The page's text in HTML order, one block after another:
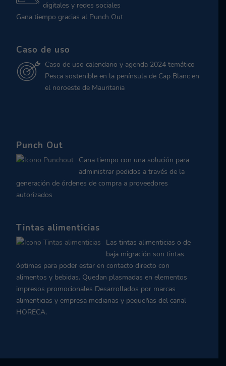
digitales y redes sociales
Gana tiempo gracias al Punch Out
Caso de uso
Caso de uso calendario y agenda 2024 temático
Pesca sostenible en la península de Cap Blanc en
el noroeste de Mauritania
Punch Out
Gana tiempo con una solución para
administrar pedidos a través de la
generación de órdenes de compra a proveedores
autorizados
Tintas alimenticias
Las tintas alimenticias o de
baja migración son tintas
óptimas para poder estar en contacto directo con
alimentos y bebidas. Quedan plasmadas en elementos
impresos promocionales Desarrollados por marcas
alimenticias y empresa medianas y pequeñas del canal
HORECA.